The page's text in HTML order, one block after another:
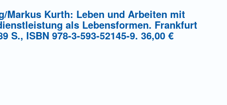
Markus Kurth: Leben und Arbeiten mit
als Lebensformen. Frankfurt
S., ISBN 978-3-593-52145-9. 36,00 €